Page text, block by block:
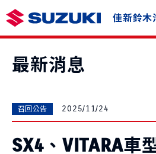
佳新鈴木
車款介紹
SWIFT e
最新消息
召回公告 2025/11/24
SX4、VITARA車